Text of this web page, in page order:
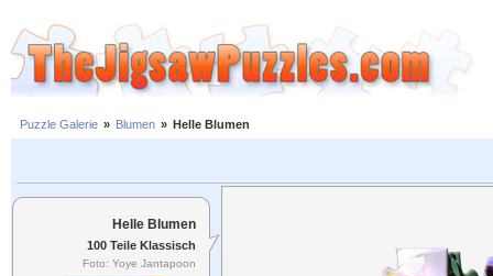
Puzzle Galerie » Blumen » Helle Blumen
Helle Blumen
100 Teile Klassisch
Foto: Yoye Jantapoon